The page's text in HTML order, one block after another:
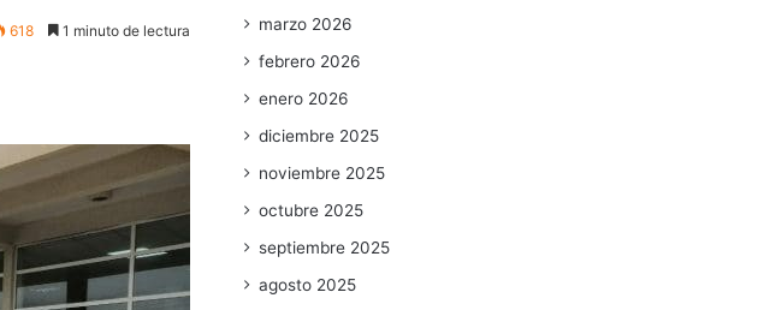
618 1 minuto de lectura
marzo 2026
febrero 2026
enero 2026
diciembre 2025
noviembre 2025
octubre 2025
septiembre 2025
agosto 2025